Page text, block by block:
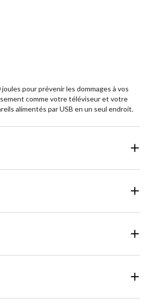
pour prévenir les dommages à vos
comme votre téléviseur et votre
alimentés par USB en un seul endroit.